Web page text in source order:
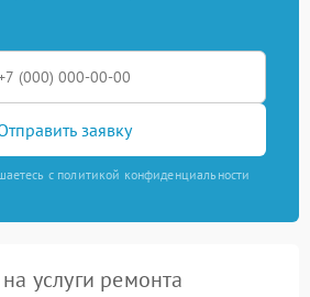
заявку
с политикой конфиденциальности
услуги ремонта